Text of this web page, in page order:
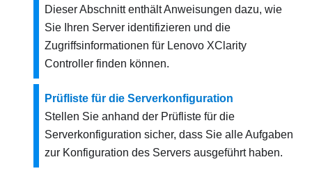
Dieser Abschnitt enthält Anweisungen dazu, wie
Sie Ihren Server identifizieren und die
Zugriffsinformationen für Lenovo XClarity
Controller finden können.
Prüfliste für die Serverkonfiguration
Stellen Sie anhand der Prüfliste für die
Serverkonfiguration sicher, dass Sie alle Aufgaben
zur Konfiguration des Servers ausgeführt haben.